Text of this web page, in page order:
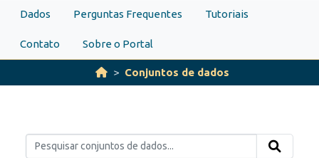
Dados Perguntas Frequentes Tutoriais
Contato Sobre o Portal
Conjuntos de dados